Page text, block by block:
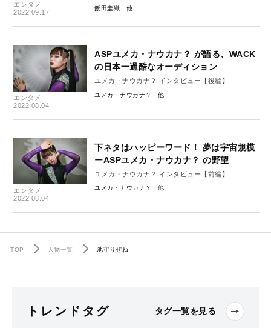
エンタメ
2022.09.17
ーダー飯田圭織の葛藤・前編
飯田圭織
エンタメ
2022.08.04
ASPユメカ・ナウカナ？ が語る、WACK
の日本一過酷なオーディション
ユメカ・ナウカナ？ インタビュー【後編】
ユメカ・ナウカナ？
エンタメ
2022.08.04
下ネタはハッピーワード！ 夢は宇宙規模
ーASPユメカ・ナウカナ？ の野望
ユメカ・ナウカナ？ インタビュー【前編】
ユメカ・ナウカナ？
TOP 人物一覧 池守りぜね
トレンドタグ タグ一覧を見る